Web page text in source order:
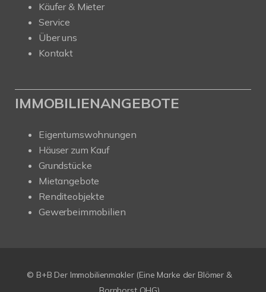
Käufer & Mieter
Service
Über uns
Kontakt
IMMOBILIENANGEBOTE
Eigentumswohnungen
Häuser zum Kauf
Grundstücke
Mietangebote
Renditeobjekte
Gewerbeimmobilien
© B+B Der Immobilienmakler (Eine Marke der Blömer &